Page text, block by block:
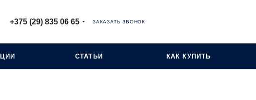
+375 (29) 835 06 65 ЗАКАЗАТЬ ЗВОНОК
СТАТЬИ КАК КУПИТЬ